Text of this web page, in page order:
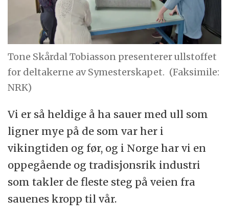
Tone Skårdal Tobiasson presenterer ullstoffet
for deltakerne av Symesterskapet. (Faksimile:
NRK)
Vi er så heldige å ha sauer med ull som
ligner mye på de som var her i
vikingtiden og før, og i Norge har vi en
oppegående og tradisjonsrik industri
som takler de fleste steg på veien fra
sauenes kropp til vår.